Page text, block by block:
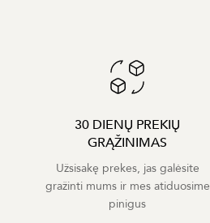
30 DIENŲ PREKIŲ
GRĄŽINIMAS
Užsisakę prekes, jas galėsite
gražinti mums ir mes atiduosime
pinigus